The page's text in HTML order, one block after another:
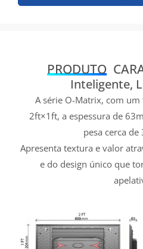
PRODUTO
Inteligente,
A série O-Matrix, com
2ft×1ft, a espessura de
pesa cerca de
Apresenta textura e valor
e do design único que